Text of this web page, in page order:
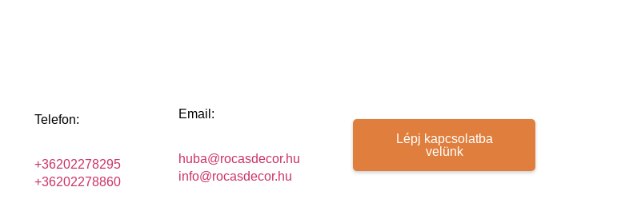
Telefon:
+36202278295
+36202278860
Email:
huba@rocasdecor.hu
info@rocasdecor.hu
Lépj kapcsolatba
velünk